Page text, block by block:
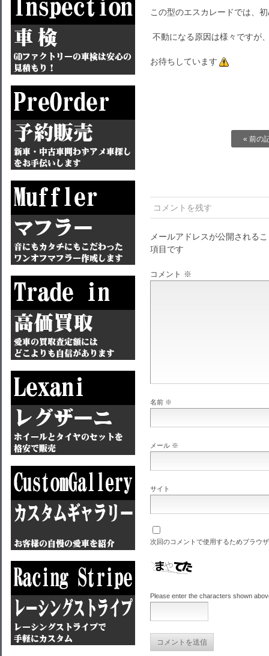
この型のエスカレードでは、
不動になる原因は様々ですが
お待ちしています
« 前の
コメントを残す
メールアドレスが公開される
項目です
コメント ※
名前 ※
メール ※
サイト
次回のコメントで使用するためブラウ
Please enter the characters shown